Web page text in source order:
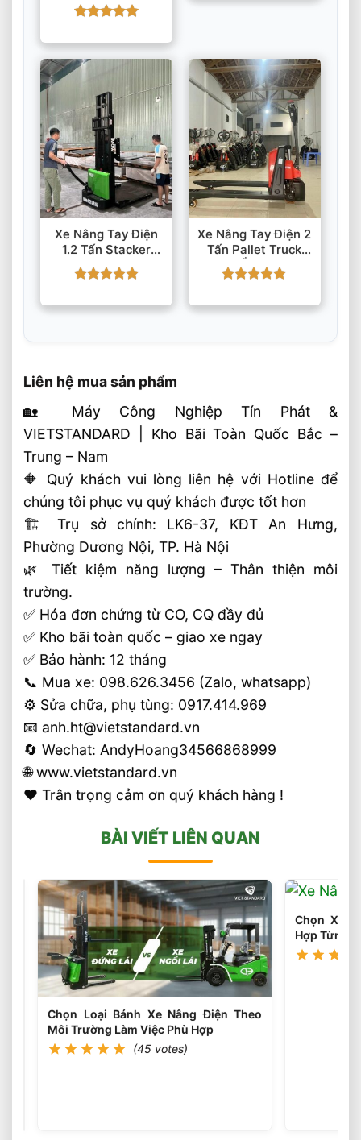
Rộng
hạng55
sao
Xe Nâng Tay Điện
1.2 Tấn Stacker
ESD122 EP
Equipment
hạng55
Xe Nâng Tay Điện 2
Tấn Pallet Truck
ET208 Ắc Quy Chì-
Axit/Li-Ion 48V
hạng55
Liên hệ mua sản phẩm
🏡 Máy Công Nghiệp Tín Phát &
VIETSTANDARD | Kho Bãi Toàn Quốc Bắc –
Trung – Nam
🔶 Quý khách vui lòng liên hệ với Hotline để
chúng tôi phục vụ quý khách được tốt hơn
🏗 Trụ sở chính: LK6-37, KĐT An Hưng,
Phường Dương Nội, TP. Hà Nội
🌿 Tiết kiệm năng lượng – Thân thiện môi
trường.
✅ Hóa đơn chứng từ CO, CQ đầy đủ
✅ Kho bãi toàn quốc – giao xe ngay
✅ Bảo hành: 12 tháng
📞 Mua xe: 098.626.3456 (Zalo, whatsapp)
⚙️ Sửa chữa, phụ tùng: 0917.414.969
📧 anh.ht@vietstandard.vn
🔄 Wechat: AndyHoang34566868999
🌐 www.vietstandard.vn
❤️ Trân trọng cảm ơn quý khách hàng !
BÀI VIẾT LIÊN QUAN
Chọn
Xe
Nâng
Điện
Theo
Thời
Gian
Và
Thời
Gian
(45
votes)
Chọn Loại Bánh Xe Nâng Điện Theo
Môi Trường Làm Việc Phù Hợp
(45 votes)
Chọn Xe
Hợp Từng